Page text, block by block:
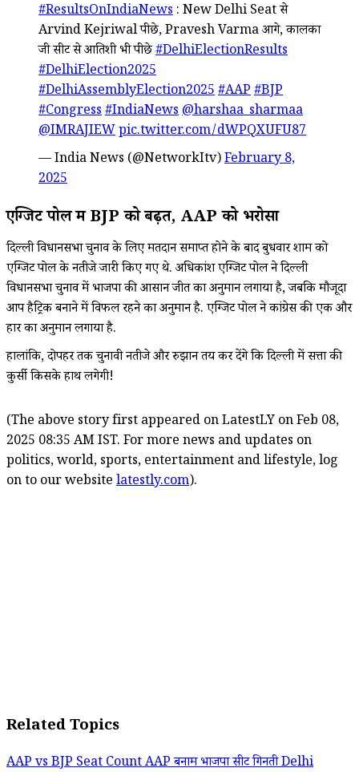
#ResultsOnIndiaNews : New Delhi Seat से
Arvind Kejriwal पीछे, Pravesh Varma आगे, कालका
जी सीट से आतिशी भी पीछे#DelhiElectionResults
#DelhiElection2025
#DelhiAssemblyElection2025#AAP#BJP
#Congress#IndiaNews@harshaa_sharmaa
@IMRAJIEWpic.twitter.com/dWPQXUFU87
— India News (@NetworkItv)February 8,
2025
एग्जिट पोल में BJP को बढ़त, AAP को भरोसा
दिल्ली विधानसभा चुनाव के लिए मतदान समाप्त होने के बाद बुधवार शाम को
एग्जिट पोल के नतीजे जारी किए गए थे. अधिकांश एग्जिट पोल ने दिल्ली
विधानसभा चुनाव में भाजपा की आसान जीत का अनुमान लगाया है, जबकि मौजूदा
आप हैट्रिक बनाने में विफल रहने का अनुमान है. एग्जिट पोल ने कांग्रेस की एक और
हार का अनुमान लगाया है.
हालांकि, दोपहर तक चुनावी नतीजे और रुझान तय कर देंगे कि दिल्ली में सत्ता की
कुर्सी किसके हाथ लगेगी!
(The above story first appeared on LatestLY on Feb 08,
2025 08:35 AM IST. For more news and updates on
politics, world, sports, entertainment and lifestyle, log
on to our website latestly.com).
Related Topics
AAP vs BJP Seat CountAAP बनाम भाजपा सीट गिनतीDelhi